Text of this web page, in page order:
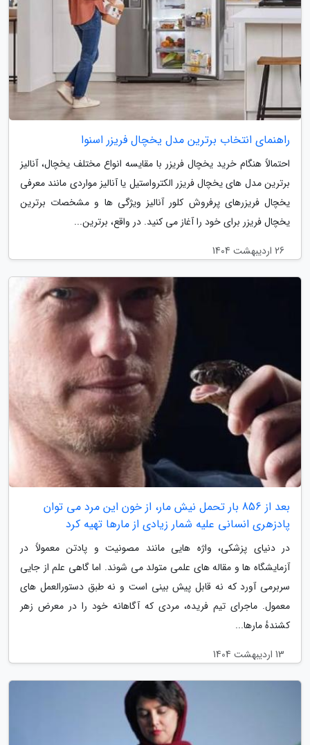
راهنمای انتخاب برترین مدل یخچال فریزر اسنوا
احتمالاً هنگام خرید یخچال فریزر با مقایسه انواع مختلف یخچال، آنالیز
برترین مدل های یخچال فریزر الکترواستیل یا آنالیز مواردی مانند معرفی
یخچال فریزرهای پرفروش کلور آنالیز ویژگی ها و مشخصات برترین
یخچال فریزر برای خود را آغاز می کنید. در واقع، برترین...
26 اردیبهشت 1404
بعد از 856 بار تحمل نیش مار، از خون این مرد می توان
پادزهری انسانی علیه شمار زیادی از مارها تهیه کرد
در دنیای پزشکی، واژه هایی مانند مصونیت و پادتن معمولاً در
آزمایشگاه ها و مقاله های علمی متولد می شوند. اما گاهی علم از جایی
سربرمی آورد که نه قابل پیش بینی است و نه طبق دستورالعمل های
معمول. ماجرای تیم فریده، مردی که آگاهانه خود را در معرض زهر
کشندهٔ مارها...
13 اردیبهشت 1404